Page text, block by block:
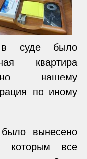
в суде было
квартира
нашему
по иному
вынесено
которым все